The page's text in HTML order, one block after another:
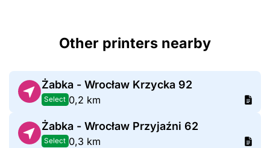
Other printers nearby
Żabka - Wrocław Krzycka 92
Select 0,2 km
Żabka - Wrocław Przyjaźni 62
Select 0,3 km